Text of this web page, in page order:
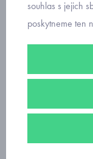
1969-30
souhlas s jejich
poskytneme ten